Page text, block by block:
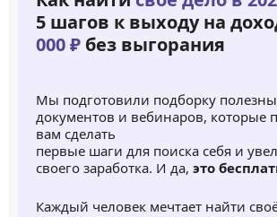
5 шагов к выходу на
000 ₽ без выгорания
Мы подготовили подборку
документов и вебинаров, которые
вам сделать
первые шаги для поиска себя и
своего заработка. И да, это
Каждый человек мечтает найти